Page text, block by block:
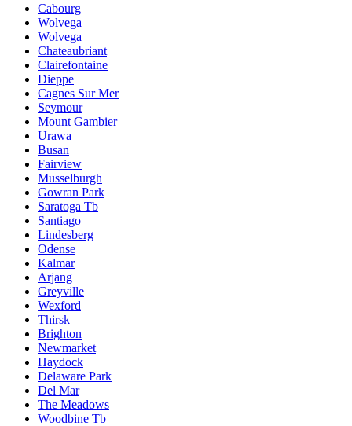
Cabourg
Wolvega
Wolvega
Chateaubriant
Clairefontaine
Dieppe
Cagnes Sur Mer
Seymour
Mount Gambier
Urawa
Busan
Fairview
Musselburgh
Gowran Park
Saratoga Tb
Santiago
Lindesberg
Odense
Kalmar
Arjang
Greyville
Wexford
Thirsk
Brighton
Newmarket
Haydock
Delaware Park
Del Mar
The Meadows
Woodbine Tb